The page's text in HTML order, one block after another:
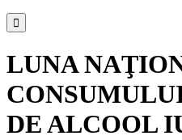

LUNA
DE ALCOOL